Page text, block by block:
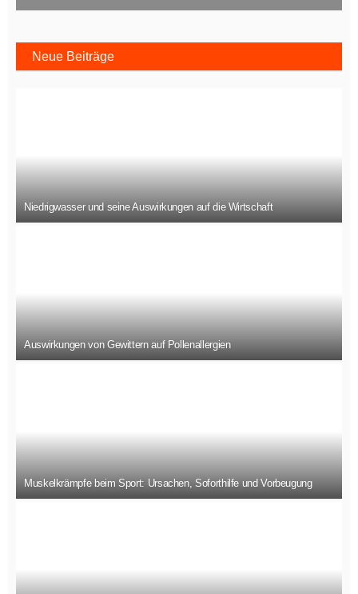
Neue Beiträge
Niedrigwasser und seine Auswirkungen auf die Wirtschaft
Auswirkungen von Gewittern auf Pollenallergien
Muskelkrämpfe beim Sport: Ursachen, Soforthilfe und Vorbeugung